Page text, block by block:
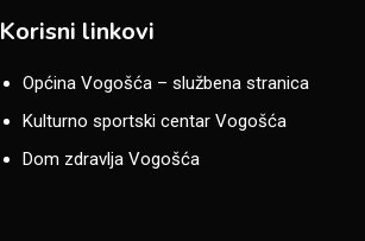
Korisni linkovi
Općina Vogošća – službena stranica
Kulturno sportski centar Vogošća
Dom zdravlja Vogošća